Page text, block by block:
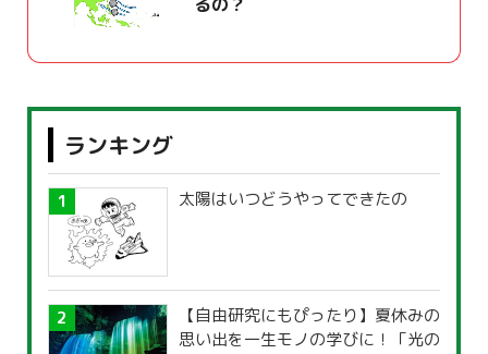
ランキング
太陽はいつどうやってできたの
【自由研究にもぴったり】夏休みの
思い出を一生モノの学びに！「光の